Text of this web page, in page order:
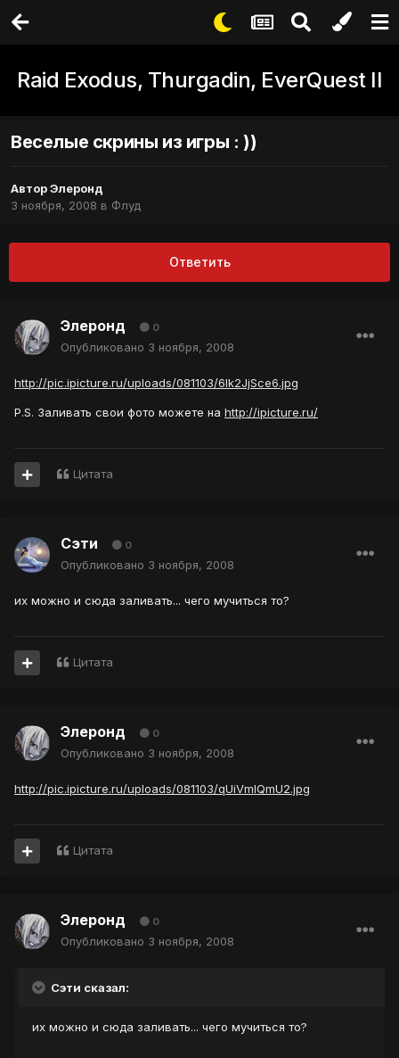
Raid Exodus, Thurgadin, EverQuest II
Веселые скрины из игры : ))
АвторЭлеронд
3 ноября, 2008 в Флуд
Ответить
Элеронд 0
Опубликовано 3 ноября, 2008
http://pic.ipicture.ru/uploads/081103/6lk2JjSce6.jpg
P.S. Заливать свои фото можете на http://ipicture.ru/
Цитата
Сэти 0
Опубликовано 3 ноября, 2008
их можно и сюда заливать... чего мучиться то?
Цитата
Элеронд 0
Опубликовано 3 ноября, 2008
http://pic.ipicture.ru/uploads/081103/qUiVmlQmU2.jpg
Цитата
Элеронд 0
Опубликовано 3 ноября, 2008
Сэти сказал:
их можно и сюда заливать... чего мучиться то?